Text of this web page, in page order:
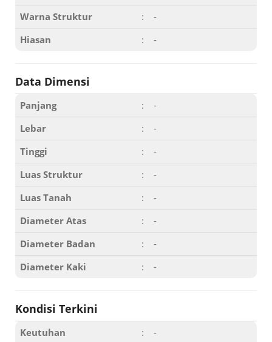
Warna Struktur
:
-
Hiasan
: -
Data Dimensi
Panjang :
-
Lebar
:
-
Tinggi
:
-
Luas Struktur
:
-
Luas Tanah
:
-
Diameter Atas
:
-
Diameter Badan
:
-
Diameter Kaki
: -
Kondisi Terkini
Keutuhan : -